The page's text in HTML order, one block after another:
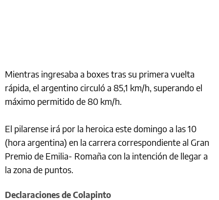
Mientras ingresaba a boxes tras su primera vuelta
rápida, el argentino circuló a 85,1 km/h, superando el
máximo permitido de 80 km/h.
El pilarense irá por la heroica este domingo a las 10
(hora argentina) en la carrera correspondiente al Gran
Premio de Emilia- Romaña con la intención de llegar a
la zona de puntos.
Declaraciones de Colapinto